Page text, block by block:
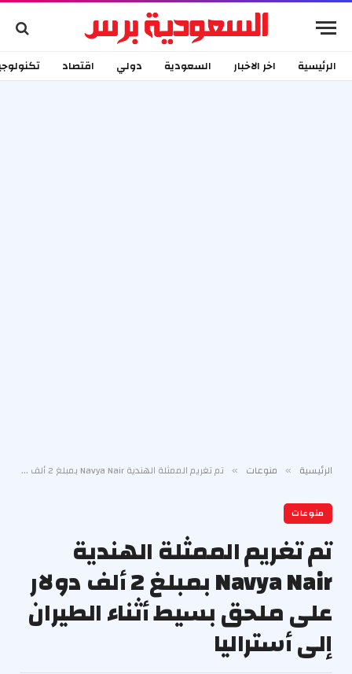
الرئيسية اخر الاخبار السعودية دولي اقتصاد
الرئيسية » منوعات » تم تغريم الممثلة الهندية Navya Nair بمبلغ 2 ألف دولار على ملحق بسيط أثناء الطيران إلى أستراليا
منوعات
تم تغريم الممثلة الهندية
Navya Nair بمبلغ 2 ألف دولار
على ملحق بسيط أثناء الطيران
إلى أستراليا